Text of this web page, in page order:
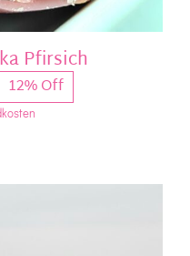
Pfirsich
€
€.
12% Off